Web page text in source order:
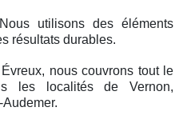
utilisons des éléments
résultats durables.
nous couvrons tout le
les localités de Vernon,